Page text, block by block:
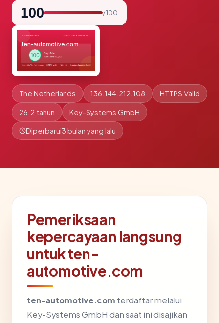
100 / 100
The Netherlands 136.144.212.108 HTTPS Valid
26.2 tahun Key-Systems GmbH
Diperbarui3 bulan yang lalu
Pemeriksaan
kepercayaan langsung
untuk ten-
automotive.com
ten-automotive.com terdaftar melalui
Key-Systems GmbH dan saat ini disajikan